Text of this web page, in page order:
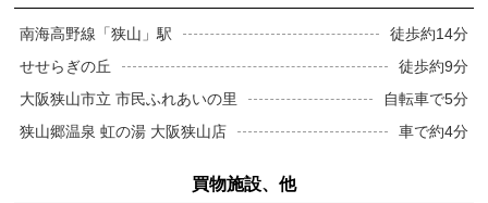
南海高野線「狭山」駅
徒歩約14分
せせらぎの丘
徒歩約9分
大阪狭山市立 市民ふれあいの里
自転車で5分
狭山郷温泉 虹の湯 大阪狭山店
車で約4分
買物施設、他